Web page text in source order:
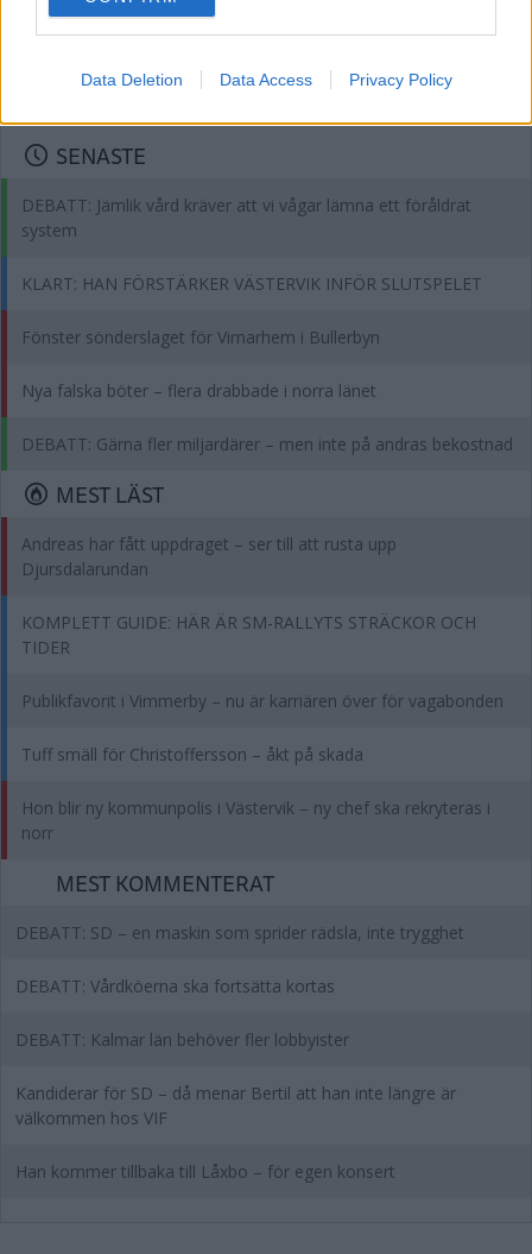
Data Deletion Data Access Privacy Policy
Läs in fler nyheter
SENASTE
DEBATT: Jämlik vård kräver att vi vågar lämna ett föråldrat
system
KLART: HAN FÖRSTÄRKER VÄSTERVIK INFÖR SLUTSPELET
Fönster sönderslaget för Vimarhem i Bullerbyn
Nya falska böter – flera drabbade i norra länet
DEBATT: Gärna fler miljardärer – men inte på andras bekostnad
MEST LÄST
Andreas har fått uppdraget – ser till att rusta upp
Djursdalarundan
KOMPLETT GUIDE: HÄR ÄR SM-RALLYTS STRÄCKOR OCH
TIDER
Publikfavorit i Vimmerby – nu är karriären över för vagabonden
Tuff smäll för Christoffersson – åkt på skada
Hon blir ny kommunpolis i Västervik – ny chef ska rekryteras i
norr
MEST KOMMENTERAT
DEBATT: SD – en maskin som sprider rädsla, inte trygghet
DEBATT: Vårdköerna ska fortsätta kortas
DEBATT: Kalmar län behöver fler lobbyister
Kandiderar för SD – då menar Bertil att han inte längre är
välkommen hos VIF
Han kommer tillbaka till Låxbo – för egen konsert